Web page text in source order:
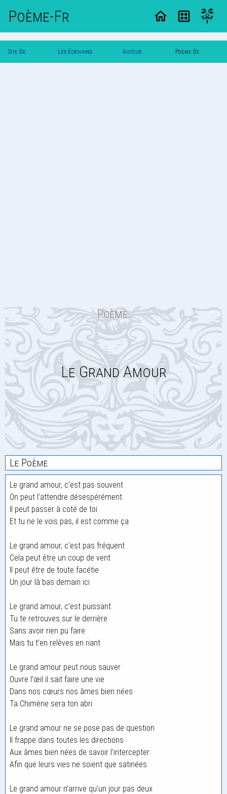
Poème-Fr
Site De Les Ecrivains Auteur Poeme De
Poème:
Le Grand Amour
Le Poème
Le grand amour, c’est pas souvent
On peut l’attendre désespérément
Il peut passer à coté de toi
Et tu ne le vois pas, il est comme ça
Le grand amour, c’est pas fréquent
Cela peut être un coup de vent
Il peut être de toute facétie
Un jour là bas demain ici
Le grand amour, c’est puissant
Tu te retrouves sur le derrière
Sans avoir rien pu faire
Mais tu t’en relèves en riant
Le grand amour peut nous sauver
Ouvre l’œil il sait faire une vie
Dans nos cœurs nos âmes bien nées
Ta Chimène sera ton abri
Le grand amour ne se pose pas de question
Il frappe dans toutes les directions
Aux âmes bien nées de savoir l’intercepter
Afin que leurs vies ne soient que satinées
Le grand amour n’arrive qu’un jour pas deux